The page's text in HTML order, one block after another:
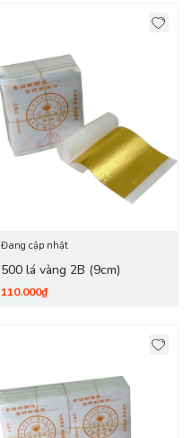
Đang cập nhật
500 lá vàng 2B (9cm)
110.000₫